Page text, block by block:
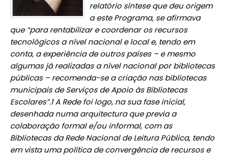
relatório síntese que deu origem
a este Programa, se afirmava
que “para rentabilizar e coordenar os recursos
tecnológicos a nível nacional e local e, tendo em
conta, a experiência de outros países – e mesmo
algumas já realizadas a nível nacional por bibliotecas
públicas – recomenda-se a criação nas bibliotecas
municipais de Serviços de Apoio às Bibliotecas
Escolares”.1 A Rede foi logo, na sua faseinicial,
desenhada numa arquitectura que previa a
colaboração formal e/ou informal, com as
Bibliotecas da Rede Nacional de Leitura Pública, tendo
em vista uma política de convergência de recursos e